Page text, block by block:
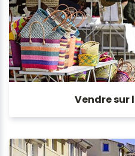
Vendre sur